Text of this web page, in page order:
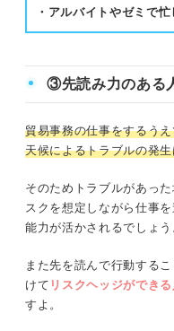
・アルバイトやゼミで忙
③先読み力のある
貿易事務の仕事をするう
天候によるトラブルの発
そのためトラブルがあっ
スクを想定しながら仕事
能力が活かされるでしょう
また先を読んで行動する
けて リスクヘッジができる
すよ。